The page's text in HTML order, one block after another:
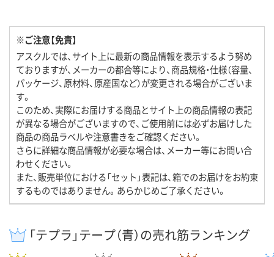
※ご注意【免責】
アスクルでは、サイト上に最新の商品情報を表示するよう努め
ておりますが、メーカーの都合等により、商品規格・仕様（容量、
パッケージ、原材料、原産国など）が変更される場合がございま
す。
このため、実際にお届けする商品とサイト上の商品情報の表記
が異なる場合がございますので、ご使用前には必ずお届けした
商品の商品ラベルや注意書きをご確認ください。
さらに詳細な商品情報が必要な場合は、メーカー等にお問い合
わせください。
また、販売単位における「セット」表記は、箱でのお届けをお約束
するものではありません。あらかじめご了承ください。
「テプラ」テープ（青）の売れ筋ランキング